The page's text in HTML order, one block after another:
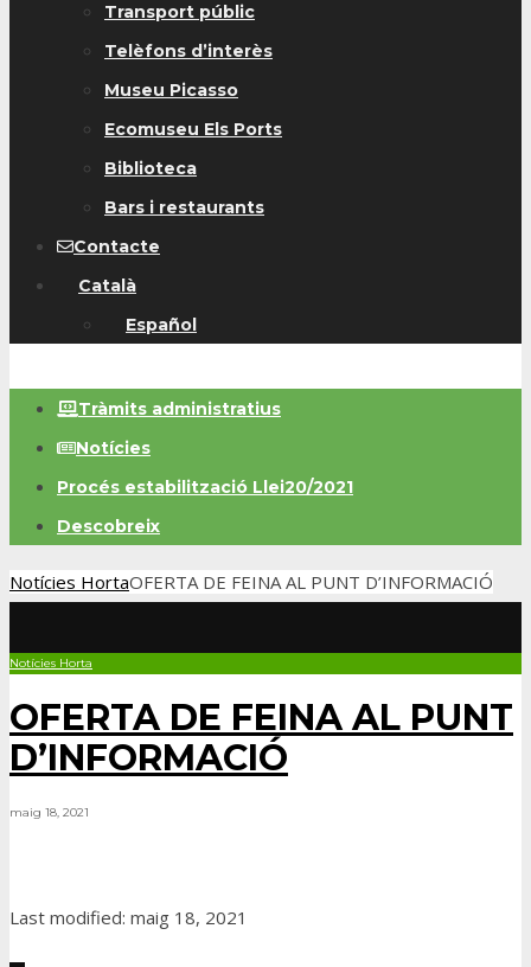
Transport públic
Telèfons d’interès
Museu Picasso
Ecomuseu Els Ports
Biblioteca
Bars i restaurants
Contacte
Català
Español
Tràmits administratius
Notícies
Procés estabilització Llei20/2021
Descobreix
Notícies HortaOFERTA DE FEINA AL PUNT D’INFORMACIÓ
Notícies Horta
OFERTA DE FEINA AL PUNT
D’INFORMACIÓ
maig 18, 2021
Last modified: maig 18, 2021